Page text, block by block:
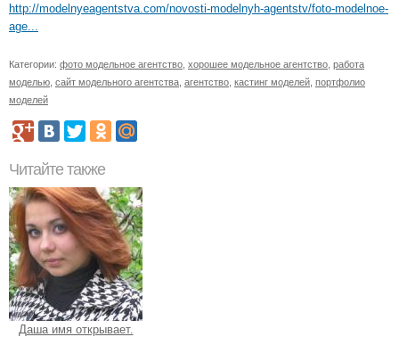
http://modelnyeagentstva.com/novosti-modelnyh-agentstv/foto-modelnoe-
age...
Категории: фото модельное агентство хорошее модельное агентство работа
моделью сайт модельного агентства агентство кастинг моделей портфолио
моделей
Читайте также
Даша имя открывает.